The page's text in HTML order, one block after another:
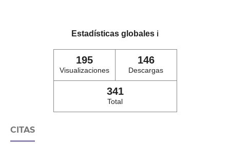
Estadísticas globales ℹ️
195
Visualizaciones
146
Descargas
341
Total
CITAS